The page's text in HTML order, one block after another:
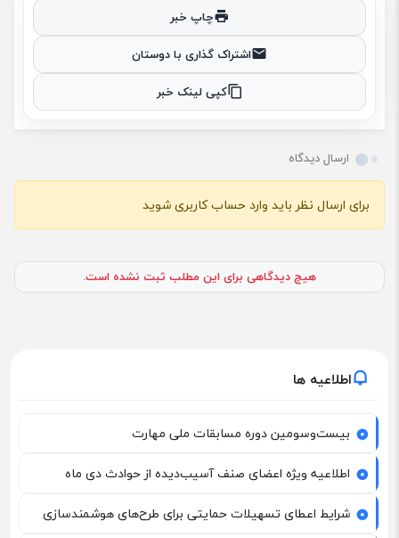
چاپ خبر
اشتراک گذاری با دوستان
کپی لینک خبر
ارسال دیدگاه
برای ارسال نظر باید وارد حساب کاربری شوید
هیچ دیدگاهی برای این مطلب ثبت نشده است.
اطلاعیه ها
بیست‌وسومین دوره مسابقات ملی مهارت
اطلاعیه ویژه اعضای صنف آسیب‌دیده از حوادث دی ماه
شرایط اعطای تسهیلات حمایتی برای طرح‌های هوشمندسازی